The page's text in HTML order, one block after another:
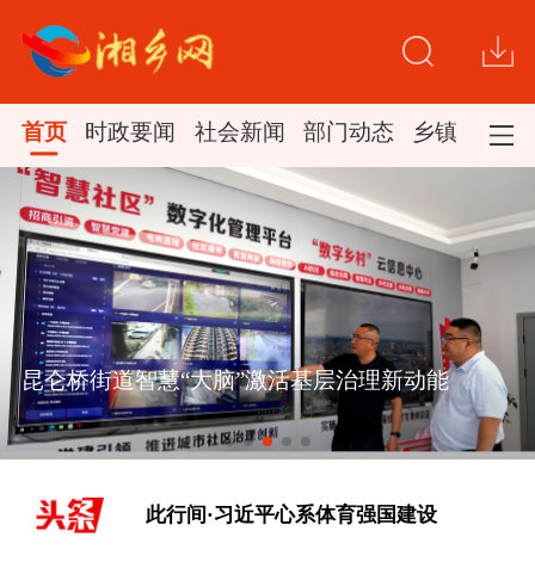
首页 时政要闻 社会新闻 部门动态 乡镇新闻
昆仑桥街道智慧“大脑”激活基层治理新动能
[文脉华章 | 总书记引经据典话廉政
（一）]